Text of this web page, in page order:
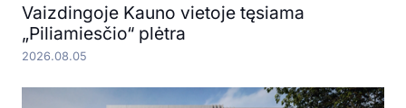
Vaizdingoje Kauno vietoje tęsiama
„Piliamiesčio“ plėtra
2026.08.05